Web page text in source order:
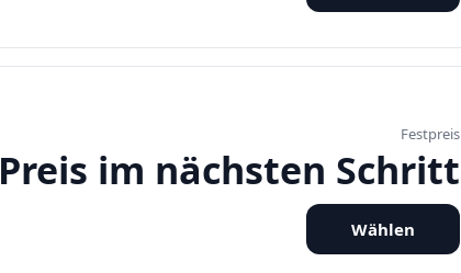
Festpreis
Preis im nächsten Schritt
Wählen